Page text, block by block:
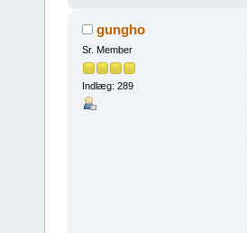
gungho
Sr. Member
Indlæg: 289